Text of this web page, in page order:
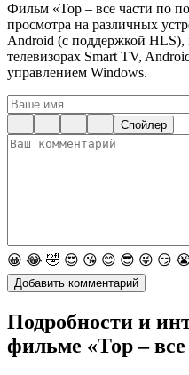
Фильм «Тор – все части по
просмотра на различных
Android (с поддержкой HLS),
телевизорах Smart TV,
управлением Windows.
Спойлер
😀 😂 🤣 😍 😘 😊 😎 😜 😏
Подробности и
фильме «Тор –